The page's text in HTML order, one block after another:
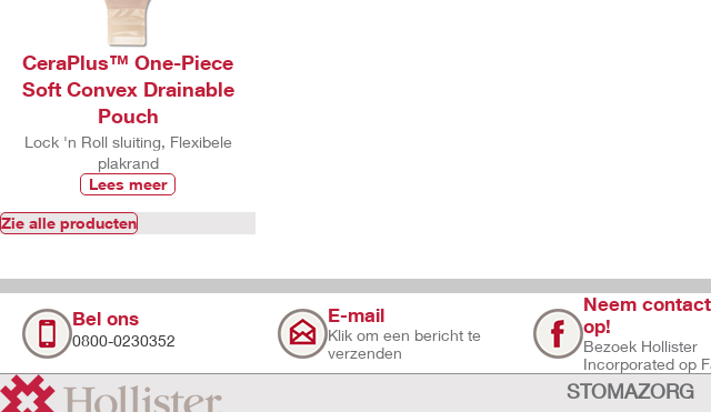
CeraPlus™ One-Piece
Soft Convex Drainable
Pouch
Lock 'n Roll sluiting, Flexibele
plakrand
Lees meer
Zie alle producten
Bel ons
0800-0230352
E-mail
Klik om een bericht te
verzenden
Neem
op!
Bezoek Hollister
Incorporated op
STOMAZORG